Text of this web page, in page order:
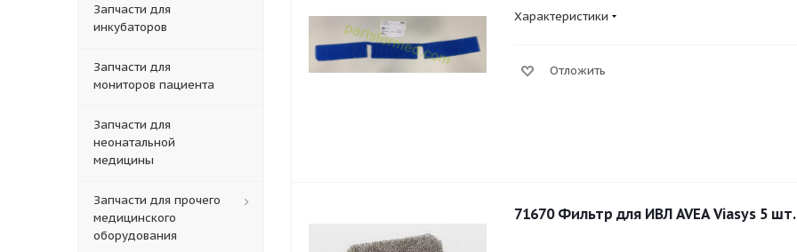
Характеристики
Отложить
71670 Фильтр для ИВЛ AVEA Viasys 5 шт.
Запчасти для
инкубаторов
Запчасти для
мониторов пациента
Запчасти для
неонатальной
медицины
Запчасти для прочего
медицинского
оборудования